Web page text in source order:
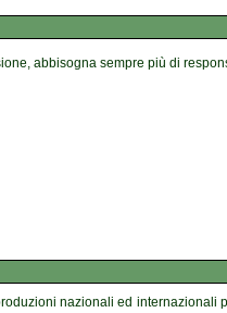
abbisogna sempre più di
nazionali ed